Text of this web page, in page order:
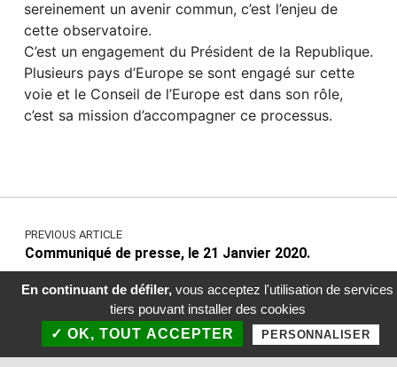
MENU
sereinement un avenir commun, c’est l’enjeu de
cette observatoire.
C’est un engagement du Président de la Republique.
Plusieurs pays d’Europe se sont engagé sur cette
voie et le Conseil de l’Europe est dans son rôle,
c’est sa mission d’accompagner ce processus.
Navigation de l’article
PREVIOUS ARTICLE
Communiqué de presse, le 21 Janvier 2020.
NEXT ARTICLE
Bombardements des civils, la France doit être à la
En continuant de défiler, vous acceptez l'utilisation de services
tiers pouvant installer des cookies
✓ OK, TOUT ACCEPTER
PERSONNALISER